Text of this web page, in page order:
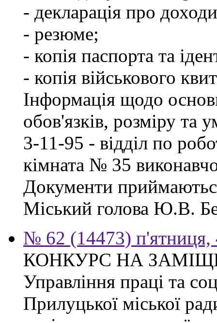
- декларація про
- резюме;
- копія паспорта та
- копія військового
Інформація щодо
обов'язків, розміру та
3-11-95 - відділ по
кімната № 35
Документи
Міський голова Ю.В.
№ 62 (14473) п'ятниця,
КОНКУРС НА
Управління праці та
Прилуцької міської